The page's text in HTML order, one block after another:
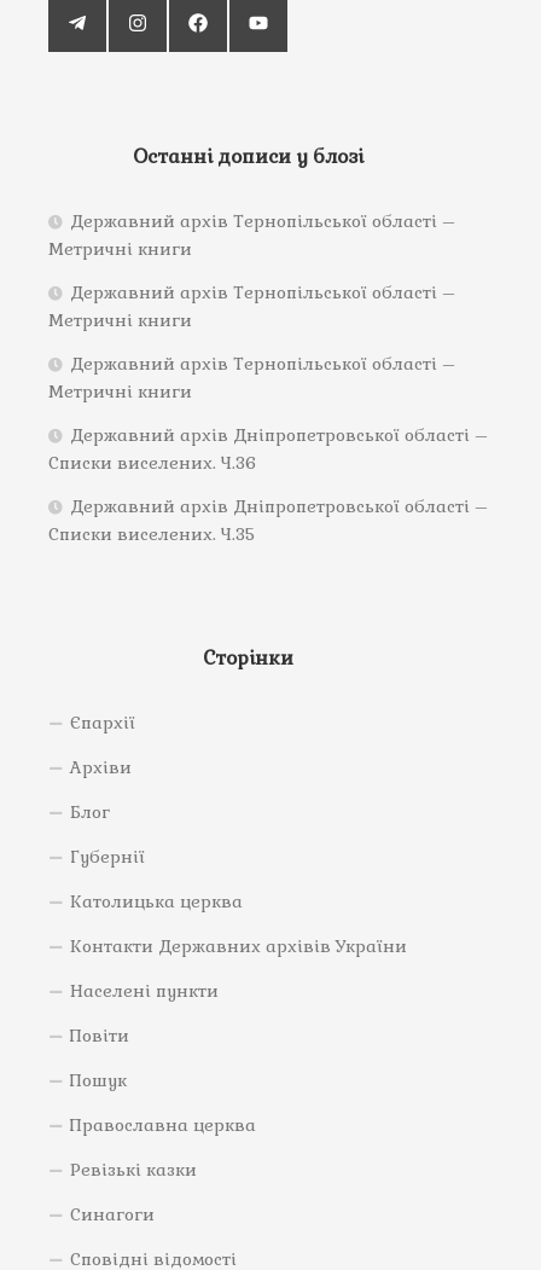
Останні дописи у блозі
Державний архів Тернопільської області –
Метричні книги
Державний архів Тернопільської області –
Метричні книги
Державний архів Тернопільської області –
Метричні книги
Державний архів Дніпропетровської області –
Списки виселених. Ч.36
Державний архів Дніпропетровської області –
Списки виселених. Ч.35
Сторінки
Єпархії
Архіви
Блог
Губернії
Католицька церква
Контакти Державних архівів України
Населені пункти
Повіти
Пошук
Православна церква
Ревізькі казки
Синагоги
Сповідні відомості